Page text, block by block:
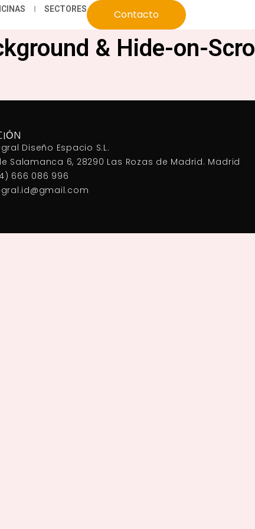
SECTORES Contacto
& Hide-on-Scroll
Diseño Espacio S.L.
Salamanca 6, 28290 Las Rozas de Madrid. Madrid
666 086 996